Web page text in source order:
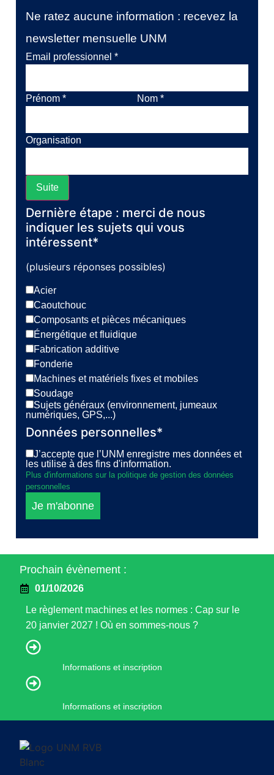
Ne ratez aucune information : recevez la
newsletter mensuelle UNM
Email professionnel *
Prénom * Nom *
Organisation
Suite
Dernière étape : merci de nous
indiquer les sujets qui vous
intéressent*
(plusieurs réponses possibles)
Acier
Caoutchouc
Composants et pièces mécaniques
Énergétique et fluidique
Fabrication additive
Fonderie
Machines et matériels fixes et mobiles
Soudage
Sujets généraux (environnement, jumeaux
numériques, GPS,...)
Données personnelles*
J’accepte que l’UNM enregistre mes données et
les utilise à des fins d'information.
Plus d'informations sur la politique de gestion des données
personnelles
Je m'abonne
Prochain évènement :
01/10/2026
Le règlement machines et les normes : Cap sur le
20 janvier 2027 ! Où en sommes-nous ?
Informations et inscription
Informations et inscription